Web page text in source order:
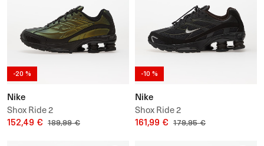
-20 %
Nike
Shox Ride 2
152,49 € 189,99 €
-10 %
Nike
Shox Ride 2
161,99 € 179,95 €